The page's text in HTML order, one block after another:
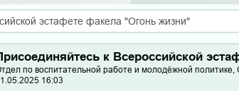
эстафете факела "Огонь жизни"
к Всероссийской
по воспитательной работе и молодёжной
16:03